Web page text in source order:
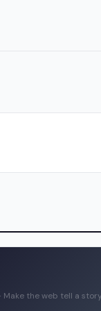
Make the web tell a